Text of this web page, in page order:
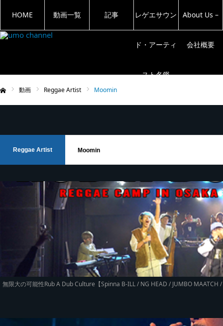
HOME 動画一覧 記事 レゲエサウン
ド・アーティ
スト名鑑
About Us –
会社概要
動画 Reggae Artist Moomin
Reggae Artist Moomin
無限大の可能性Rub A Dub Culture【Spinna B-ILL / NG HEAD / JUMBO